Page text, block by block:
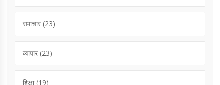
समाचार (23)
व्यापार (23)
शिक्षा(19)